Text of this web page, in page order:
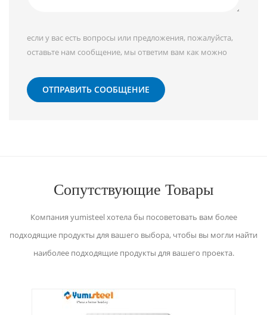
если у вас есть вопросы или предложения, пожалуйста,
оставьте нам сообщение, мы ответим вам как можно
ОТПРАВИТЬ СООБЩЕНИЕ
Сопутствующие Товары
Компания yumisteel хотела бы посоветовать вам более
подходящие продукты для вашего выбора, чтобы вы могли найти
наиболее подходящие продукты для вашего проекта.